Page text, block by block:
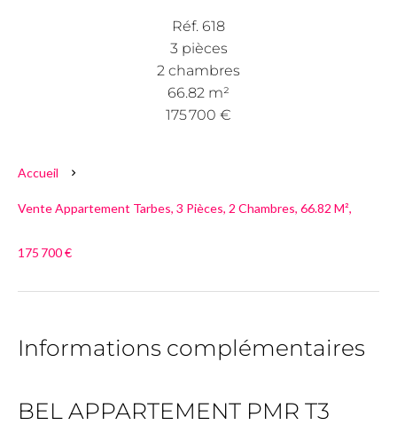
Réf. 618
3 pièces
2 chambres
66.82 m²
175 700 €
Accueil
Vente Appartement Tarbes, 3 Pièces, 2 Chambres, 66.82 M²,
175 700 €
Informations complémentaires
BEL APPARTEMENT PMR T3